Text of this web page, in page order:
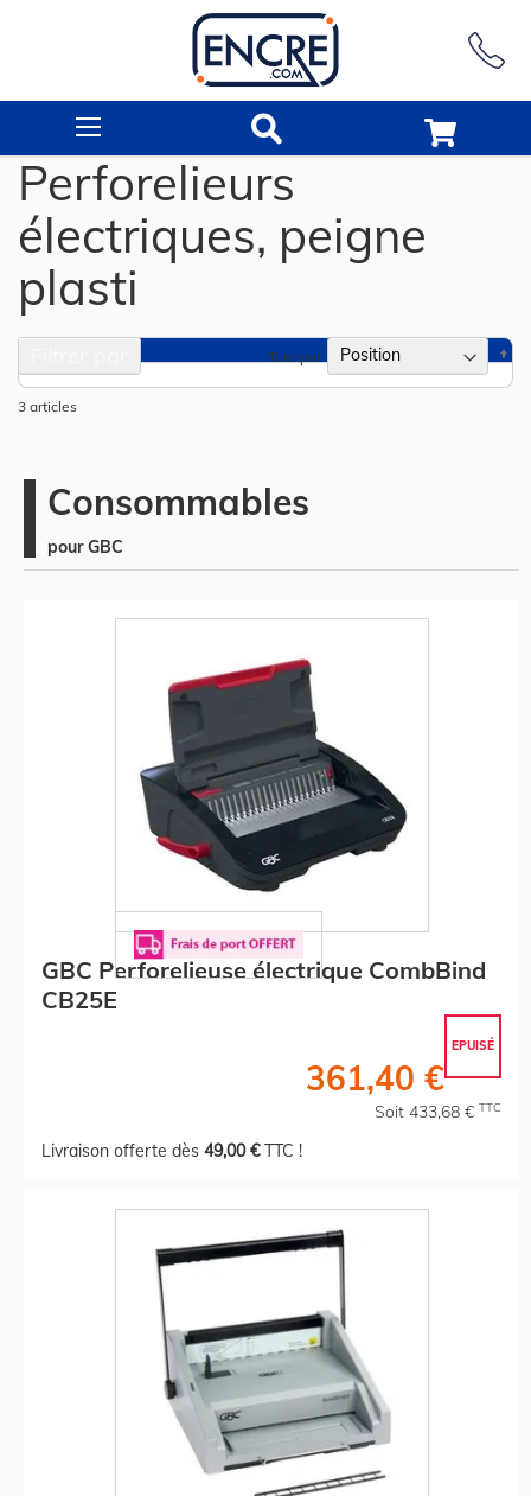
Perforelieurs
électriques, peigne
plasti
3 articles
Trier par
Consommables
pour GBC
GBC Perforelieuse électrique CombBind
CB25E
EPUISÉ
361,40 €
Soit 433,68 € TTC
Livraison offerte dès 49,00 €TTC !